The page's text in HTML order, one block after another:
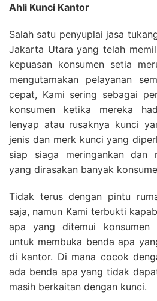
Ahli Kunci Kantor
Salah satu penyuplai jasa
Jakarta Utara yang telah
kepuasan konsumen setia
mengutamakan pelayanan
cepat, Kami sering sebagai
konsumen ketika mereka
lenyap atau rusaknya kunci
jenis dan merk kunci yang
siap siaga meringankan dan
yang dirasakan banyak
Tidak terus dengan pintu
saja, namun Kami terbukti
apa yang ditemui konsumen
untuk membuka benda apa
di kantor. Di mana cocok
ada benda apa yang tidak
masih berkaitan dengan kunci.